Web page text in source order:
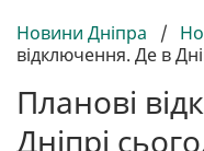
Новини Дніпра /
відключення. Де в
Планові
Дніпрі